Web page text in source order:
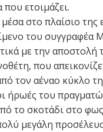
που ετοιμάζει.
μέσα στο πλαίσιο
του συγγραφέα
με την αποστολή
που
τον αέναο κύκλο
ήρωές του
το σκοτάδι στο
μεγάλη